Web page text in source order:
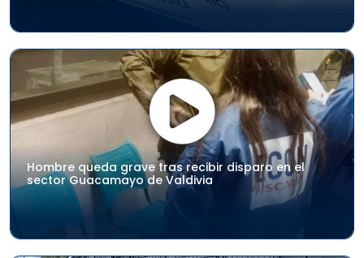
Hombre queda grave tras recibir disparo en el
sector Guacamayo de Valdivia